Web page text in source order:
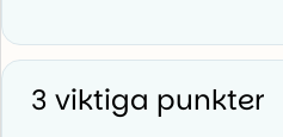
3 viktiga punkter